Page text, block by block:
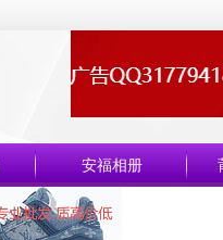
安福相册